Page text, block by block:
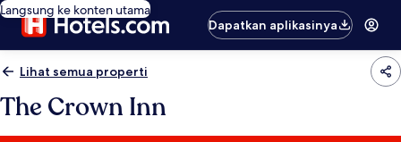
Langsung ke konten utama
Dapatkan aplikasinya
Lihat semua properti
The Crown Inn